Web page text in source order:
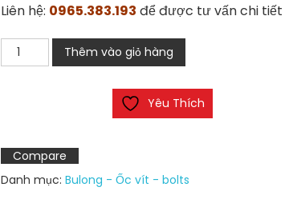
Liên hệ: 0965.383.193 để được tư vấn chi tiết
Rắc
co
ngoài
inox
304
Thêm vào giỏ hàng
Yêu Thích
Compare
Danh mục: Bulong - Ốc vít - bolts